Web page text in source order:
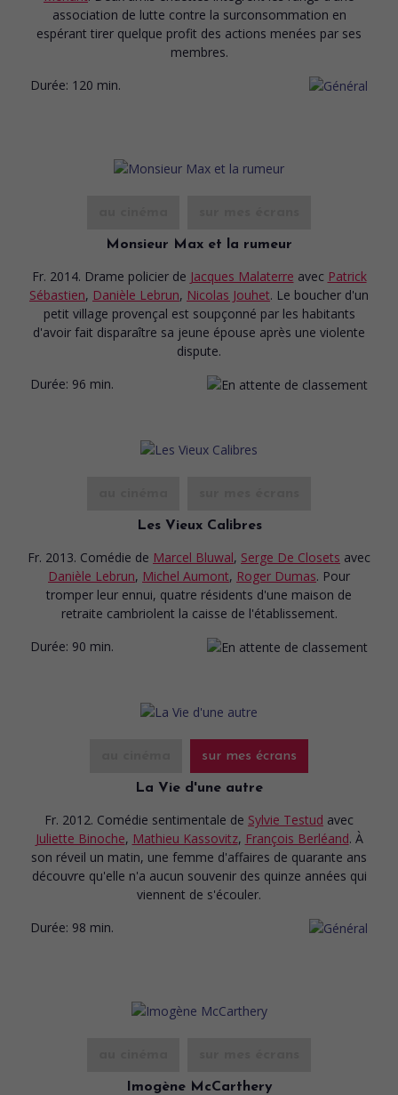
association de lutte contre la surconsommation en
espérant tirer quelque profit des actions menées par ses
membres.
Durée: 120 min.
Monsieur Max et la rumeur
Fr. 2014. Drame policier de Jacques Malaterre avec Patrick
Sébastien, Danièle Lebrun, Nicolas Jouhet. Le boucher d'un
petit village provençal est soupçonné par les habitants
d'avoir fait disparaître sa jeune épouse après une violente
dispute.
Durée: 96 min.
Les Vieux Calibres
Fr. 2013. Comédie de Marcel Bluwal, Serge De Closets avec
Danièle Lebrun, Michel Aumont, Roger Dumas. Pour
tromper leur ennui, quatre résidents d'une maison de
retraite cambriolent la caisse de l'établissement.
Durée: 90 min.
sur mes écrans
La Vie d'une autre
Fr. 2012. Comédie sentimentale de Sylvie Testud avec
Juliette Binoche, Mathieu Kassovitz, François Berléand. À
son réveil un matin, une femme d'affaires de quarante ans
découvre qu'elle n'a aucun souvenir des quinze années qui
viennent de s'écouler.
Durée: 98 min.
Imogène McCarthery